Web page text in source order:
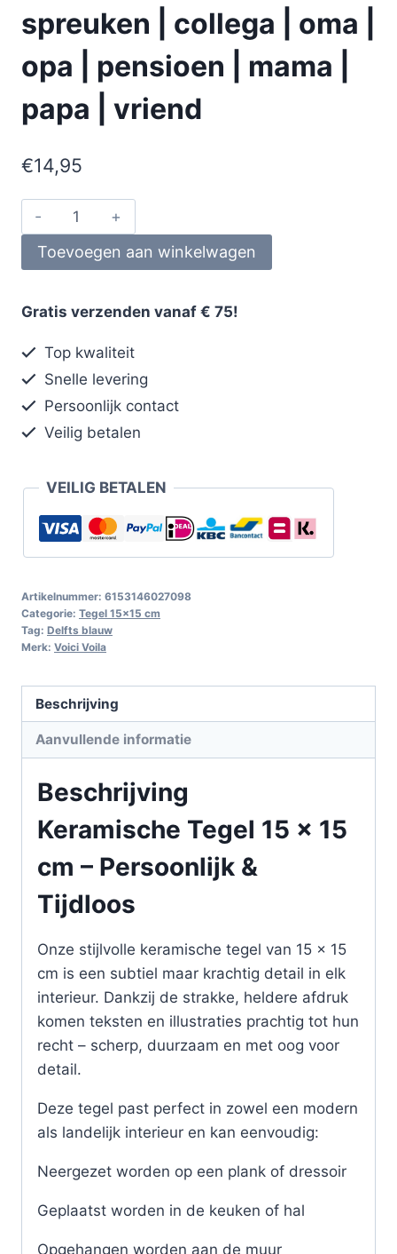
spreuken | collega | oma |
opa | pensioen | mama |
papa | vriend
€14,95
Toevoegen aan winkelwagen
Gratis verzenden vanaf € 75!
Top kwaliteit
Snelle levering
Persoonlijk contact
Veilig betalen
VEILIG BETALEN
Artikelnummer: 6153146027098
Categorie: Tegel 15x15 cm
Tag: Delfts blauw
Merk: Voici Voila
Beschrijving
Aanvullende informatie
Beschrijving
Keramische Tegel 15 x 15
cm – Persoonlijk &
Tijdloos
Onze stijlvolle keramische tegel van 15 x 15
cm is een subtiel maar krachtig detail in elk
interieur. Dankzij de strakke, heldere afdruk
komen teksten en illustraties prachtig tot hun
recht – scherp, duurzaam en met oog voor
detail.
Deze tegel past perfect in zowel een modern
als landelijk interieur en kan eenvoudig:
Neergezet worden op een plank of dressoir
Geplaatst worden in de keuken of hal
Opgehangen worden aan de muur